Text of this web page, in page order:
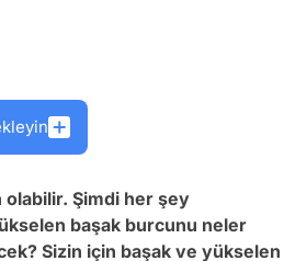
olabilir. Şimdi her şey
başak burcunu neler
Sizin için başak ve yükselen